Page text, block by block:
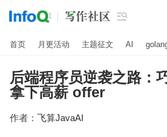

首页 月更活动 主题征文 AI
后端程序员逆袭之路：
拿下高薪 offer
作者： 飞算JavaAI